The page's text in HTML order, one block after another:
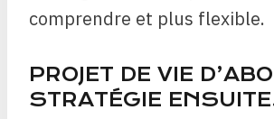
comprendre et plus flexible.
PROJET DE VIE
STRATÉGIE